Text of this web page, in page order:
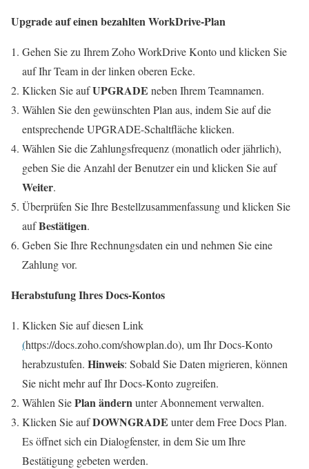
Upgrade auf einen bezahlten WorkDrive-Plan
Gehen Sie zu Ihrem Zoho WorkDrive Konto und klicken Sie
auf Ihr Team in der linken oberen Ecke.
Klicken Sie aufUPGRADE neben Ihrem Teamnamen.
Wählen Sie den gewünschten Plan aus, indem Sie auf die
entsprechende UPGRADE-Schaltfläche klicken.
Wählen Sie die Zahlungsfrequenz (monatlich oder jährlich),
geben Sie die Anzahl der Benutzer ein und klicken Sie auf
Weiter.
Überprüfen Sie Ihre Bestellzusammenfassung und klicken Sie
aufBestätigen.
Geben Sie Ihre Rechnungsdaten ein und nehmen Sie eine
Zahlung vor.
Herabstufung Ihres Docs-Kontos
Klicken Sie auf diesen Link
(https://docs.zoho.com/showplan.do), um Ihr Docs-Konto
herabzustufen. Hinweis: Sobald Sie Daten migrieren, können
Sie nicht mehr auf Ihr Docs-Konto zugreifen.
Wählen SiePlan ändernunter Abonnement verwalten.
Klicken Sie aufDOWNGRADE unter dem Free Docs Plan.
Es öffnet sich ein Dialogfenster, in dem Sie um Ihre
Bestätigung gebeten werden.